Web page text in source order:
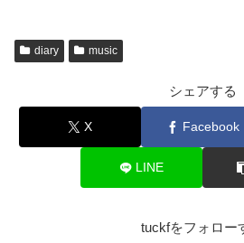
diary music
シェアする
X Facebook
LINE
tuckfをフォロー